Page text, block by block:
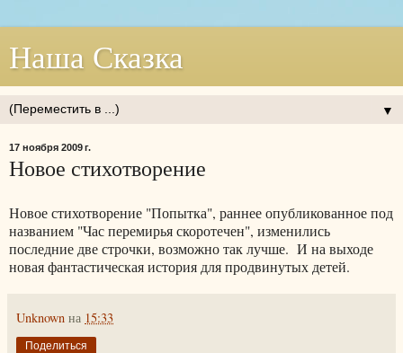
Наша Сказка
▼
17 ноября 2009 г.
Новое стихотворение
Новое стихотворение "Попытка", раннее опубликованное под
названием "Час перемирья скоротечен", изменились
последние две строчки, возможно так лучше. И на выходе
новая фантастическая история для продвинутых детей.
Unknown на 15:33
Поделиться